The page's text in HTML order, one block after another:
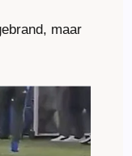
maar